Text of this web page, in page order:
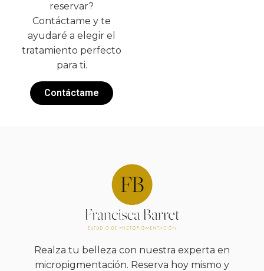
reservar?
Contáctame y te
ayudaré a elegir el
tratamiento perfecto
para ti.
Contáctame
Realza tu belleza con nuestra experta en
micropigmentación. Reserva hoy mismo y